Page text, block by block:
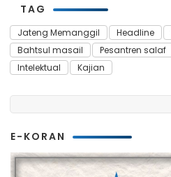
TAG
Jateng Memanggil Headline
Bahtsul masail
Pesantren salaf
Intelektual
Kajian
E-KORAN